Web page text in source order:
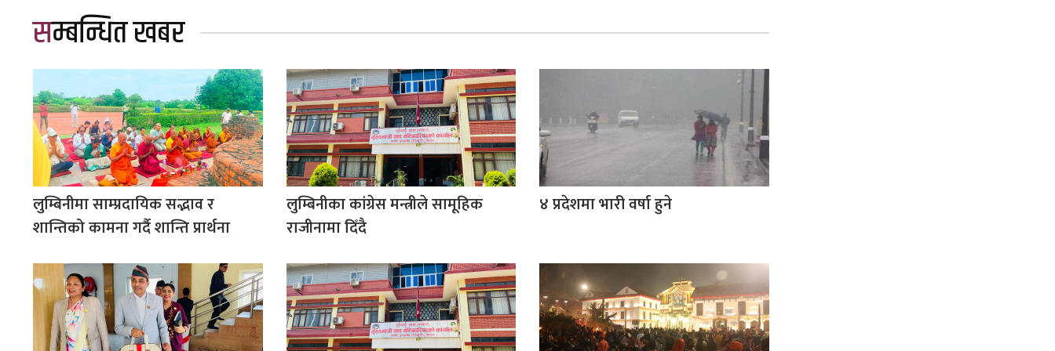
सम्बन्धित खबर
लुम्बिनीमा साम्प्रदायिक सद्भाव र
शान्तिको कामना गर्दै शान्ति प्रार्थना
लुम्बिनीका कांग्रेस मन्त्रीले सामूहिक
राजीनामा दिँदै
४ प्रदेशमा भारी वर्षा हुने